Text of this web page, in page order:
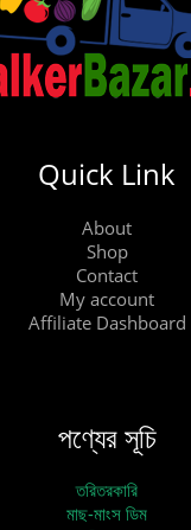
Quick Link
About
Shop
Contact
My account
Affiliate Dashboard
পণ্যের সূচি
তরিতরকারি
মাছ-মাংস ডিম